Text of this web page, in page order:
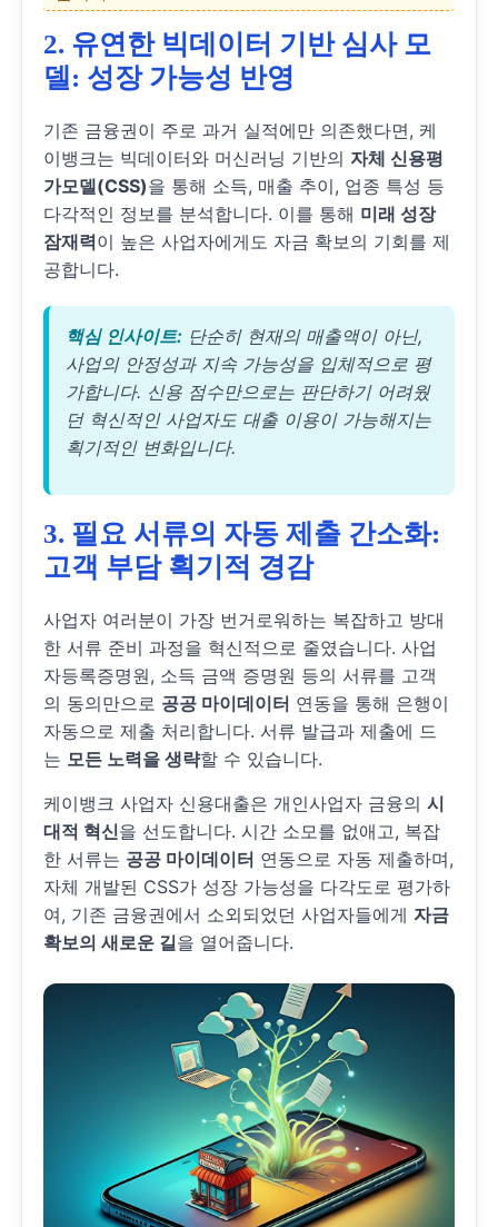
2. 유연한 빅데이터 기반 심사 모
델: 성장 가능성 반영
기존 금융권이 주로 과거 실적에만 의존했다면, 케
이뱅크는 빅데이터와 머신러닝 기반의자체 신용평
가모델(CSS)을 통해 소득, 매출 추이, 업종 특성 등
다각적인 정보를 분석합니다. 이를 통해 미래 성장
잠재력이 높은 사업자에게도 자금 확보의 기회를 제
공합니다.
핵심 인사이트: 단순히 현재의 매출액이 아닌,
사업의 안정성과 지속 가능성을 입체적으로 평
가합니다. 신용 점수만으로는 판단하기 어려웠
던 혁신적인 사업자도 대출 이용이 가능해지는
획기적인 변화입니다.
3. 필요 서류의 자동 제출 간소화:
고객 부담 획기적 경감
사업자 여러분이 가장 번거로워하는 복잡하고 방대
한 서류 준비 과정을 혁신적으로 줄였습니다. 사업
자등록증명원, 소득 금액 증명원 등의 서류를 고객
의 동의만으로 공공 마이데이터 연동을 통해 은행이
자동으로 제출 처리합니다. 서류 발급과 제출에 드
는 모든 노력을 생략할 수 있습니다.
케이뱅크 사업자 신용대출은 개인사업자 금융의시
대적 혁신을 선도합니다. 시간 소모를 없애고, 복잡
한 서류는 공공 마이데이터 연동으로 자동 제출하며,
자체 개발된 CSS가 성장 가능성을 다각도로 평가하
여, 기존 금융권에서 소외되었던 사업자들에게자금
확보의 새로운 길을 열어줍니다.